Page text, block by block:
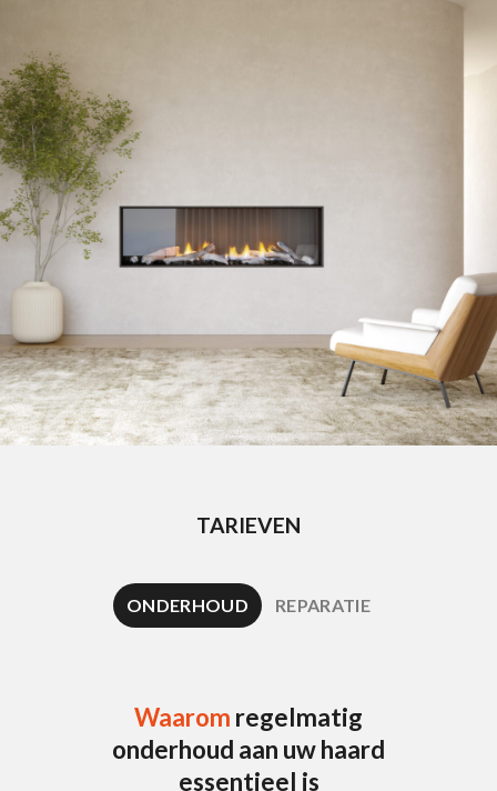
TARIEVEN
ONDERHOUD REPARATIE
Waarom regelmatig
onderhoud aan uw haard
essentieel is